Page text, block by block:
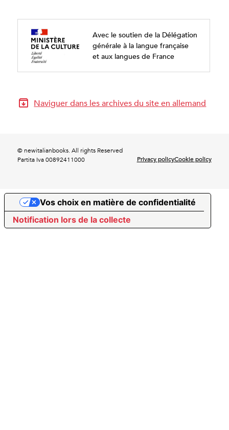
Avec le soutien de la Délégation
générale à la langue française
et aux langues de France
Naviguer dans les archives du site en allemand
© newitalianbooks. All rights Reserved
Partita Iva 00892411000
Privacy policyCookie policy
Notification lors de la collecte
Vos choix en matière de confidentialité